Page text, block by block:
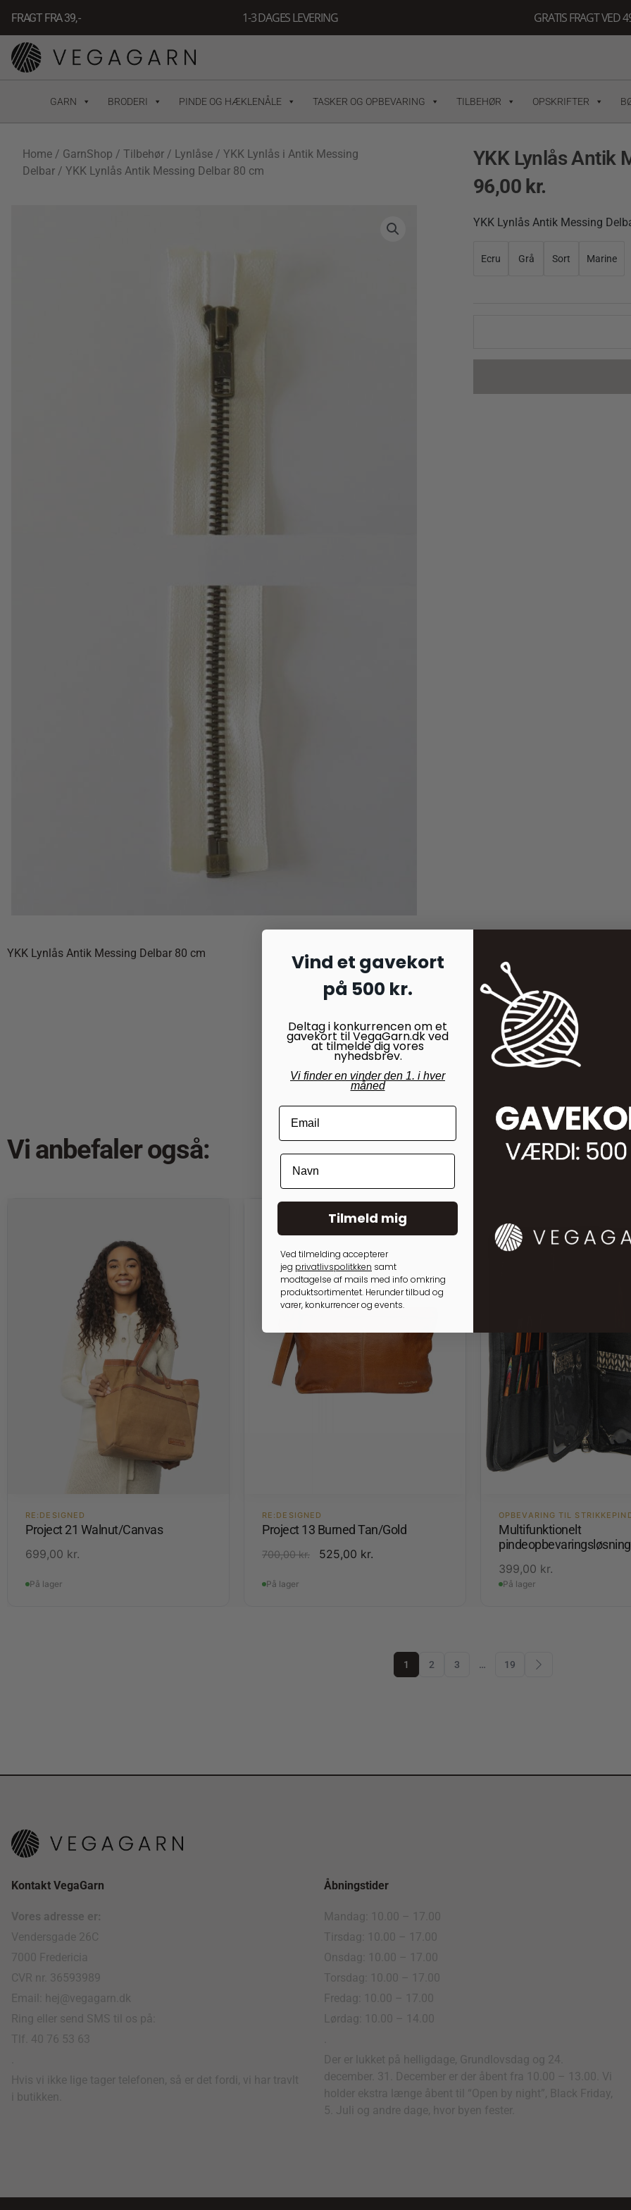
indholdet
FRAGT FRA 39, - 1-3 DAGES LEVERING GRATIS FRAGT VED
GARN BRODERI PINDE OG HÆKLENÅLE TASKER OG OPBEVARING TILBEHØR OPSKRIFTER
Home / GarnShop / Tilbehør / Lynlåse / YKK Lynlås i Antik Messing
Delbar / YKK Lynlås Antik Messing Delbar 80 cm
YKK Lynlås Antik
96,00 kr.
YKK Lynlås Antik Messing
Ecru Grå Sort Marine
YKK
YKK Lynlås Antik Messing Delbar 80 cm
Vi anbefaler også:
RE:DESIGNED
Project 21 Walnut/Canvas
699,00 kr.
På lager
RE:DESIGNED
Project 13 Burned Tan/Gold
700,00kr. 525,00 kr.
På lager
OPBEVARING TIL
Multifunktionelt
pindeopbevaringsløsning
399,00 kr.
På lager
1 2 3 … 19
Kontakt VegaGarn
Vores adresse er:
Vendersgade 26C
7000 Fredericia
CVR nr. 36593989
Email: hej@vegagarn.dk
Ring eller send SMS til os på:
Tlf. 40 76 53 63
Hvis vi ikke lige tager telefonen, så er det fordi, vi har travlt
i butikken.
Åbningstider
Mandag: 10.00 – 17.00
Tirsdag: 10.00 – 17.00
Onsdag: 10.00 – 17.00
Torsdag: 10.00 – 17.00
Fredag: 10.00 – 17.00
Lørdag: 10.00 – 14.00
Der er lukket på helligdage, Grundlovsdag og 24.
december. 31. December er der åbent fra 10.00 – 13.00. Vi
holder ekstra længe åbent til “Open by night”, Black Friday,
5. Juli og andre dage, hvor byen fester.
Vind et gavekort
på 500 kr.
Deltag i konkurrencen om et
gavekort til VegaGarn.dk ved
at tilmelde dig vores
nyhedsbrev.
Vi finder en vinder den 1. i hver
måned
Tilmeld mig
Ved tilmelding accepterer
jeg privatlivspolitkken samt
modtagelse af mails med info omkring
produktsortimentet. Herunder tilbud og
varer, konkurrencer og events.